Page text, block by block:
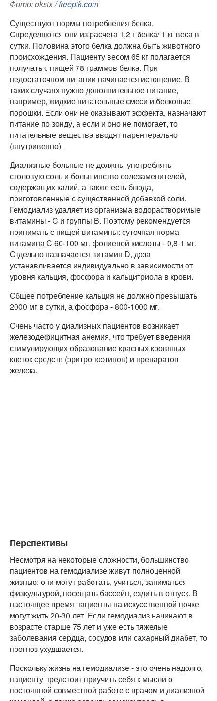
Фото: oksix /freepik.com
Существуют нормы потребления белка.
Определяются они из расчета 1,2 г белка/ 1 кг веса в
сутки. Половина этого белка должна быть животного
происхождения. Пациенту весом 65 кг полагается
получать с пищей 78 граммов белка. При
недостаточном питании начинается истощение. В
таких случаях нужно дополнительное питание,
например, жидкие питательные смеси и белковые
порошки. Если они не оказывают эффекта, назначают
питание по зонду, а если и оно не помогает, то
питательные вещества вводят парентерально
(внутривенно).
Диализные больные не должны употреблять
столовую соль и большинство солезаменителей,
содержащих калий, а также есть блюда,
приготовленные с существенной добавкой соли.
Гемодиализ удаляет из организма водорастворимые
витамины - C и группы B. Поэтому рекомендуется
принимать с пищей витамины: суточная норма
витамина C 60-100 мг, фолиевой кислоты - 0,8-1 мг.
Отдельно назначается витамин D, доза
устанавливается индивидуально в зависимости от
уровня кальция, фосфора и кальцитриола в крови.
Общее потребление кальция не должно превышать
2000 мг в сутки, а фосфора - 800-1000 мг.
Очень часто у диализных пациентов возникает
железодефицитная анемия, что требует введения
стимулирующих образование красных кровяных
клеток средств (эритропоэтинов) и препаратов
железа.
Перспективы
Несмотря на некоторые сложности, большинство
пациентов на гемодиализе живут полноценной
жизнью: они могут работать, учиться, заниматься
физкультурой, посещать бассейн, ездить в отпуск. В
настоящее время пациенты на искусственной почке
могут жить 20-30 лет. Если гемодиализ начинают в
возрасте старше 75 лет и уже есть тяжелые
заболевания сердца, сосудов или сахарный диабет, то
прогноз ухудшается.
Поскольку жизнь на гемодиализе - это очень надолго,
пациенту предстоит приучить себя к мысли о
постоянной совместной работе с врачом и диализной